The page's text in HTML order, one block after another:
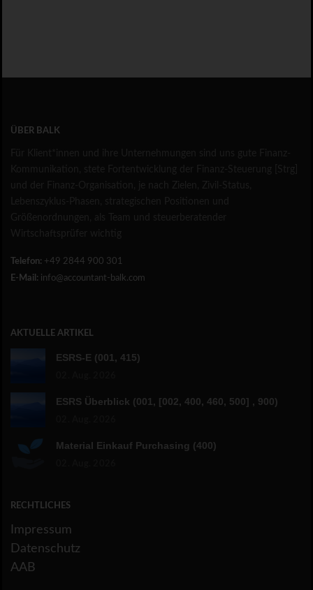
ÜBER BALK
Telefon: +49 2844 900 301
E-Mail: info@accountant-balk.com
AKTUELLE ARTIKEL
ESRS-E (001, 415)
ESRS Überblick (001, [002, 400, 460, 500] , 900)
Material Einkauf Purchasing (400)
RECHTLICHES
Impressum
Datenschutz
AAB